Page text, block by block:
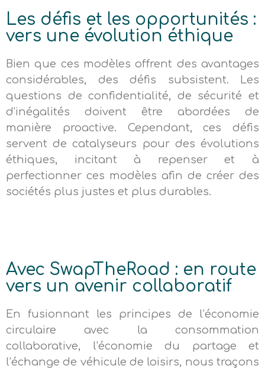
Les défis et les opportunités :
vers une évolution éthique
Bien que ces modèles offrent des avantages
considérables, des défis subsistent. Les
questions de confidentialité, de sécurité et
d’inégalités doivent être abordées de
manière proactive. Cependant, ces défis
servent de catalyseurs pour des évolutions
éthiques, incitant à repenser et à
perfectionner ces modèles afin de créer des
sociétés plus justes et plus durables.
Avec SwapTheRoad : en route
vers un avenir collaboratif
En fusionnant les principes de l’économie
circulaire avec la consommation
collaborative, l’économie du partage et
l’échange de véhicule de loisirs, nous traçons